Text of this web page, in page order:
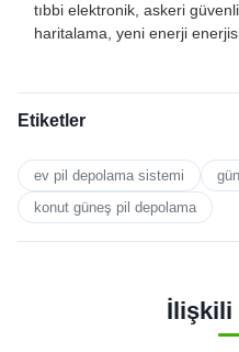
tıbbi elektronik, askeri
haritalama, yeni enerji enerjisi
Etiketler
ev pil depolama sistemi
konut güneş pil depolama
İlişkili